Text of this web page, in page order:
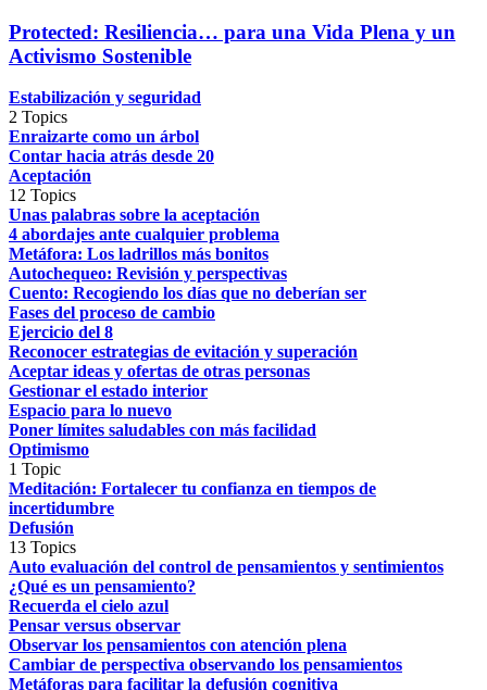
Protected: Resiliencia… para una Vida Plena y un
Activismo Sostenible
Estabilización y seguridad
2 Topics
Enraizarte como un árbol
Contar hacia atrás desde 20
Aceptación
12 Topics
Unas palabras sobre la aceptación
4 abordajes ante cualquier problema
Metáfora: Los ladrillos más bonitos
Autochequeo: Revisión y perspectivas
Cuento: Recogiendo los días que no deberían ser
Fases del proceso de cambio
Ejercicio del 8
Reconocer estrategias de evitación y superación
Aceptar ideas y ofertas de otras personas
Gestionar el estado interior
Espacio para lo nuevo
Poner límites saludables con más facilidad
Optimismo
1 Topic
Meditación: Fortalecer tu confianza en tiempos de
incertidumbre
Defusión
13 Topics
Auto evaluación del control de pensamientos y sentimientos
¿Qué es un pensamiento?
Recuerda el cielo azul
Pensar versus observar
Observar los pensamientos con atención plena
Cambiar de perspectiva observando los pensamientos
Metáforas para facilitar la defusión cognitiva